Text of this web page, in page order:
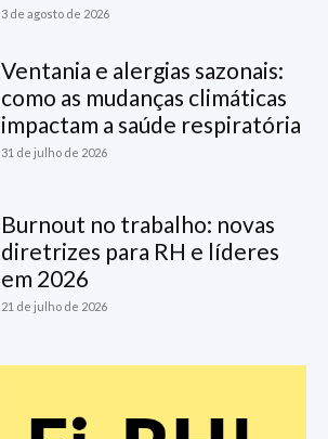
3 de agosto de 2026
Ventania e alergias sazonais:
como as mudanças climáticas
impactam a saúde respiratória
31 de julho de 2026
Burnout no trabalho: novas
diretrizes para RH e líderes
em 2026
21 de julho de 2026